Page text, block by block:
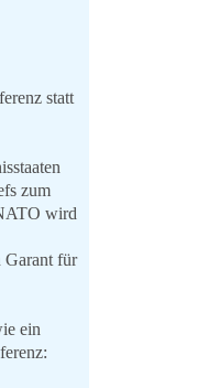
statt
zum
wird
Garant für
ein